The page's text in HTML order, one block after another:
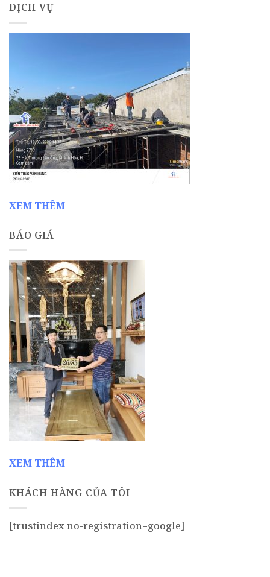
DỊCH VỤ
XEM THÊM
BÁO GIÁ
XEM THÊM
KHÁCH HÀNG CỦA TÔI
[trustindex no-registration=google]